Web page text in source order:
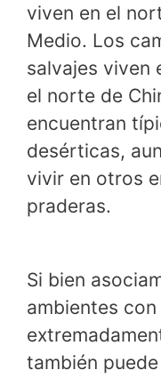
viven en el
Medio. Los
salvajes viven
el norte de
encuentran
desérticas,
vivir en otros
praderas.
Si bien
ambientes
también